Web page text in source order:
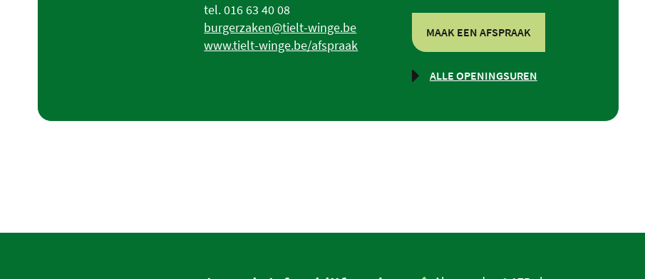
Tel.016 63 40 08
E-
mail
burgerzaken@tielt-winge.be
Website
www.tielt-winge.be/afspraak
MAAK EEN AFSPRAAK
ALLE OPENINGSUREN